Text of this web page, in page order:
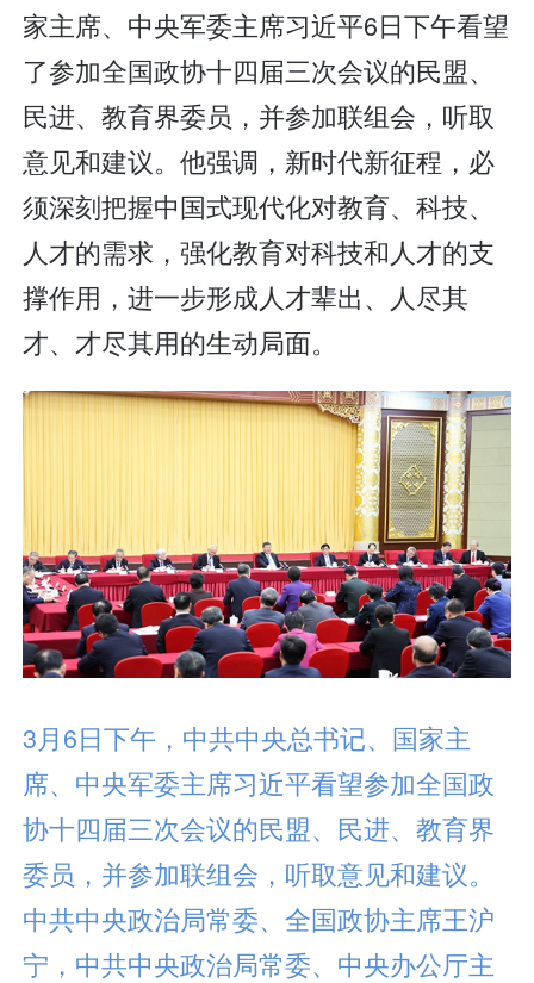
家主席、中央军委主席习近平6日下午看望
了参加全国政协十四届三次会议的民盟、
民进、教育界委员，并参加联组会，听取
意见和建议。他强调，新时代新征程，必
须深刻把握中国式现代化对教育、科技、
人才的需求，强化教育对科技和人才的支
撑作用，进一步形成人才辈出、人尽其
才、才尽其用的生动局面。
3月6日下午，中共中央总书记、国家主
席、中央军委主席习近平看望参加全国政
协十四届三次会议的民盟、民进、教育界
委员，并参加联组会，听取意见和建议。
中共中央政治局常委、全国政协主席王沪
宁，中共中央政治局常委、中央办公厅主